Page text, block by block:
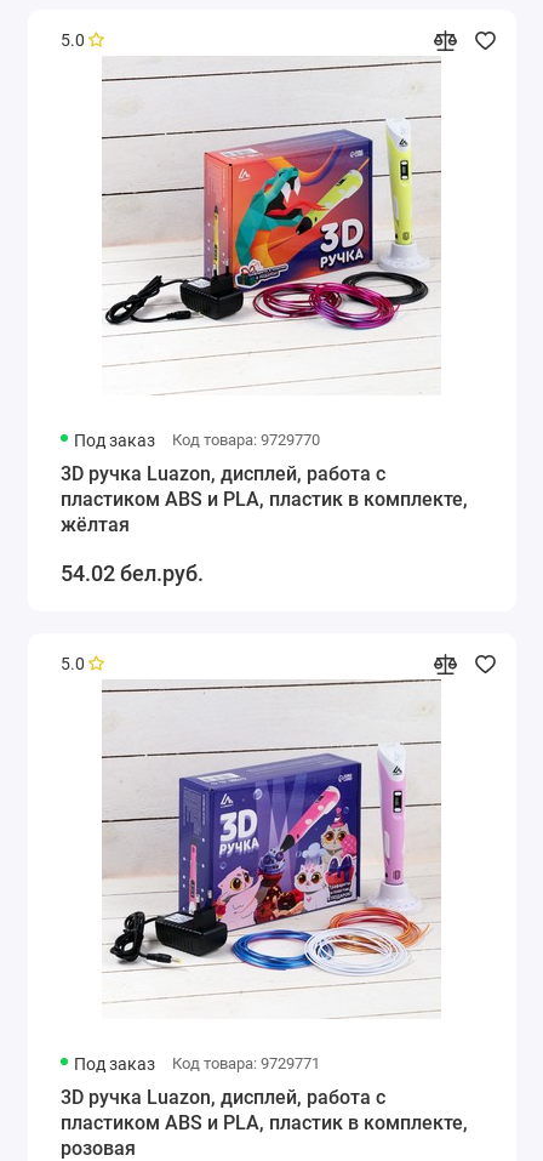
5.0
Под заказ Код товара: 9729770
3D ручка Luazon, дисплей, работа с
пластиком ABS и PLA, пластик в комплекте,
жёлтая
54.02 бел.руб.
5.0
Под заказ Код товара: 9729771
3D ручка Luazon, дисплей, работа с
пластиком ABS и PLA, пластик в комплекте,
розовая